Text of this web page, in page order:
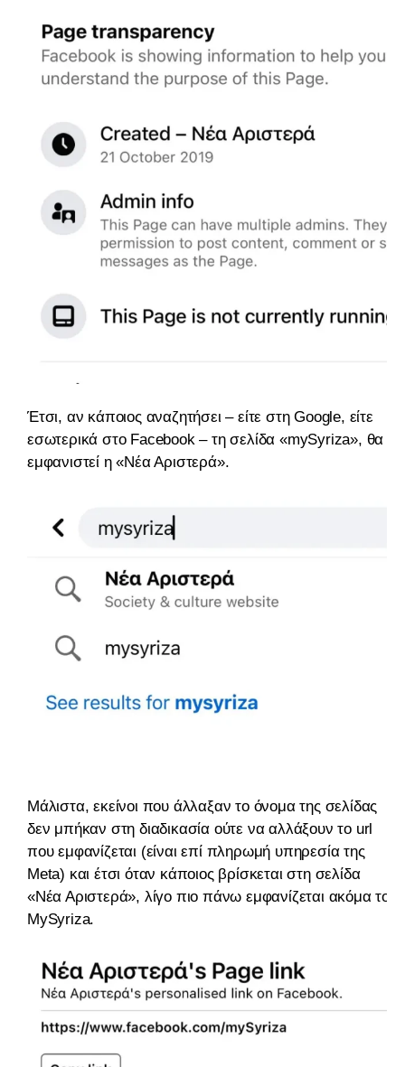
Έτσι, αν κάποιος αναζητήσει – είτε στη Google, είτε
εσωτερικά στο Facebook – τη σελίδα «mySyriza», θα
εμφανιστεί η «Νέα Αριστερά».
Μάλιστα, εκείνοι που άλλαξαν το όνομα της σελίδας
δεν μπήκαν στη διαδικασία ούτε να αλλάξουν το url
που εμφανίζεται (είναι επί πληρωμή υπηρεσία της
Meta) και έτσι όταν κάποιος βρίσκεται στη σελίδα
«Νέα Αριστερά», λίγο πιο πάνω εμφανίζεται ακόμα το
MySyriza.